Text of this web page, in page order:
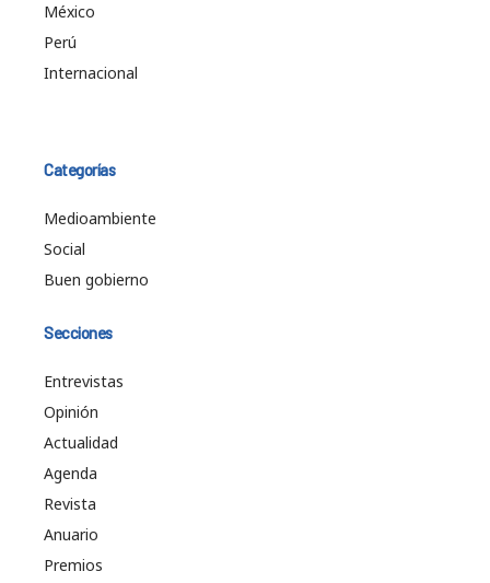
México
Perú
Internacional
Categorías
Medioambiente
Social
Buen gobierno
Secciones
Entrevistas
Opinión
Actualidad
Agenda
Revista
Anuario
Premios